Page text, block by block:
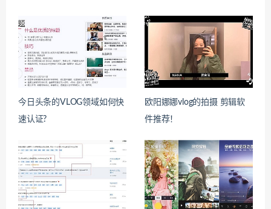
今日头条的VLOG领域如何快
速认证?
欧阳娜娜vlog的拍摄 剪辑软
件推荐！